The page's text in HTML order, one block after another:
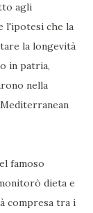
agli
l'ipotesi che la
la longevità
in patria,
nella
famoso
dieta e
compresa tra i